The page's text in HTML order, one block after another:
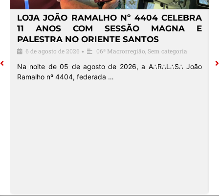
LOJA JOÃO RAMALHO Nº 4404 CELEBRA
11 ANOS COM SESSÃO MAGNA E
PALESTRA NO ORIENTE SANTOS
6 de agosto de 2026 • 06ª Macrorregião Sem categoria
Na noite de 05 de agosto de 2026, a A∴R∴L∴S∴ João
Ramalho nº 4404, federada …